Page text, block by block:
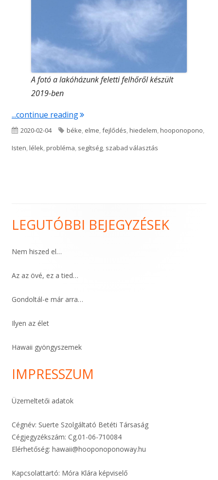
A fotó a lakóházunk feletti felhőről készült
2019-ben
...continue reading"Istent nem lehet kihagyni"
Published
on
2020-02-04 Tags
béke, elme,fejlődés,hiedelem,hooponopono,
Isten,lélek,probléma, segítség, szabad választás
Main
Sidebar
LEGUTÓBBI BEJEGYZÉSEK
Nem hiszed el…
Az az övé, ez a tied…
Gondoltál-e már arra…
Ilyen az élet
Hawaii gyöngyszemek
IMPRESSZUM
Üzemeltetői adatok
Cégnév: Suerte Szolgáltató Betéti Társaság
Cégjegyzékszám: Cg.01-06-710084
Elérhetőség: hawaii@hooponoponoway.hu
Kapcsolattartó: Móra Klára képviselő